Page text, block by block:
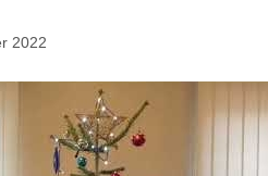
2022